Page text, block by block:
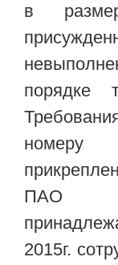
в
порядке
номеру
ПАО
2015г.